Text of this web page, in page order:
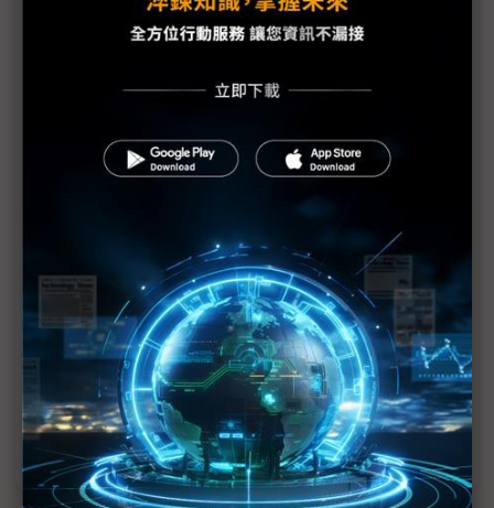
彭双浪接富采董事長暨總經理 師法「友達經驗」推
動One Ennostar
富采李秉傑：友達助陣 量產起飛 兩岸Micro LED
友達穩掌富采彭双浪力拚Micro LED領先群，鞏固
富采董事改選：第一代創業者世代交替 李秉傑交棒
彭双浪呼聲高
富采李秉傑專訪(上)：Micro LED×化合物半導體 鏈
結生態 擺脫「慘」業
富采李秉傑專訪(下)：兩道天險 考驗富采多角布局
成果